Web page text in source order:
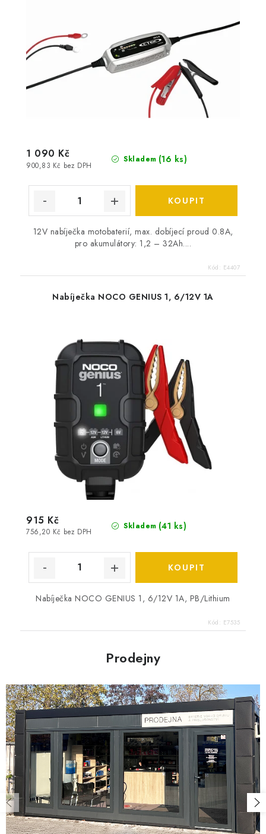
Skladem (16 ks)
900,83 Kč bez DPH
1 090 Kč
12V nabíječka motobaterií, max. dobíjecí proud 0.8A,
pro akumulátory: 1,2 – 32Ah....
Kód: E4407
Nabíječka NOCO GENIUS 1, 6/12V 1A
Skladem (41 ks)
756,20 Kč bez DPH
915 Kč
Nabíječka NOCO GENIUS 1, 6/12V 1A, PB/Lithium
Kód: E7535
Prodejny